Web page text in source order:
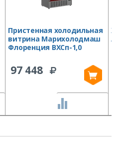
Пристенная холодильная
витрина Марихолодмаш
Флоренция ВХСп-1,0
97 448